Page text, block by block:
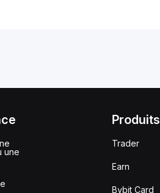
une
Produits
Trader
Earn
Bybit Card